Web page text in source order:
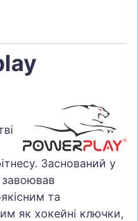
Заснований у
та
як хокейні ключки,